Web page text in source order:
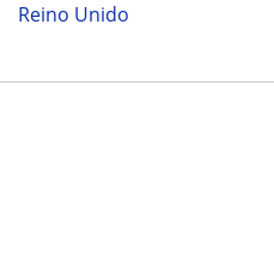
Reino Unido